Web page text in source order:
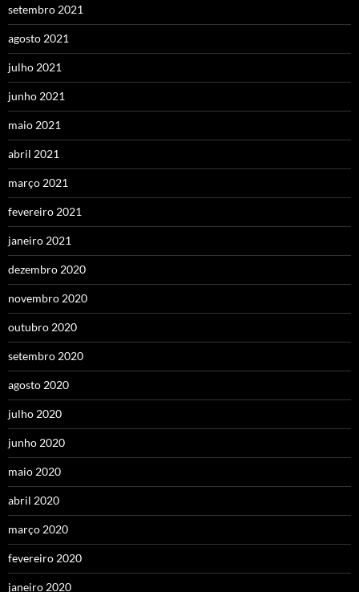
setembro 2021
agosto 2021
julho 2021
junho 2021
maio 2021
abril 2021
março 2021
fevereiro 2021
janeiro 2021
dezembro 2020
novembro 2020
outubro 2020
setembro 2020
agosto 2020
julho 2020
junho 2020
maio 2020
abril 2020
março 2020
fevereiro 2020
janeiro 2020